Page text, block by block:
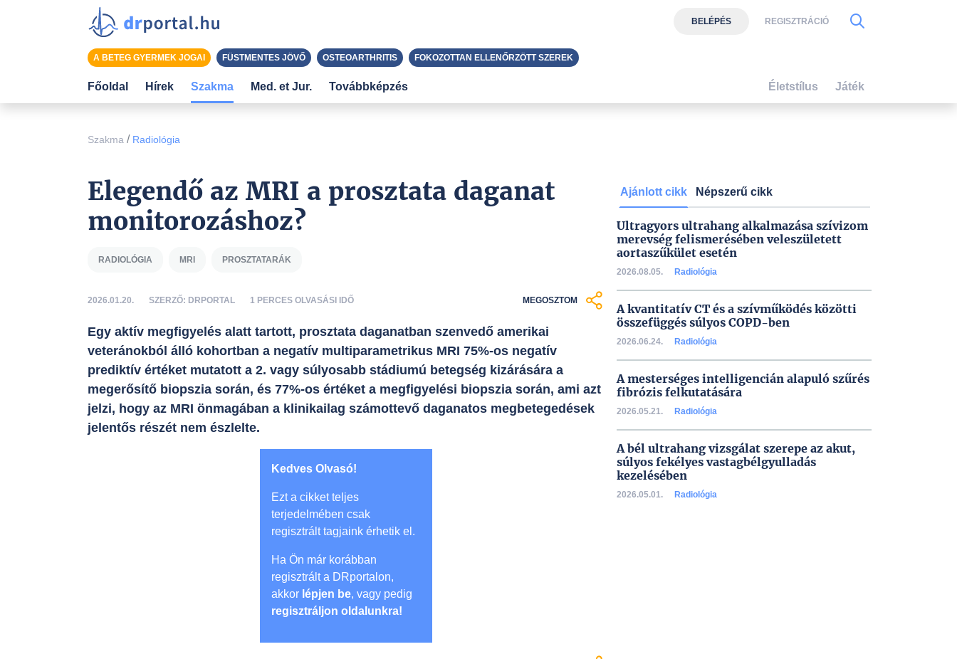
Szakma / Radiológia
Elegendő az MRI a prosztata daganat
monitorozáshoz?
RADIOLÓGIA MRI PROSZTATARÁK
2026.01.20. SZERZŐ: DRPORTAL 1 PERCES OLVASÁSI IDŐ MEGOSZTOM
Egy aktív megfigyelés alatt tartott, prosztata daganatban szenvedő amerikai
veteránokból álló kohortban a negatív multiparametrikus MRI 75%-os negatív
prediktív értéket mutatott a 2. vagy súlyosabb stádiumú betegség kizárására a
megerősítő biopszia során, és 77%-os értéket a megfigyelési biopszia során, ami azt
jelzi, hogy az MRI önmagában a klinikailag számottevő daganatos megbetegedések
jelentős részét nem észlelte.
Kedves Olvasó!
Ezt a cikket teljes
terjedelmében csak
regisztrált tagjaink érhetik el.
Ha Ön már korábban
regisztrált a DRportalon,
akkor lépjen be, vagy pedig
regisztráljon oldalunkra!
Ajánlott cikk Népszerű cikk
Ultragyors ultrahang alkalmazása szívizom
merevség felismerésében veleszületett
aortaszűkület esetén
2026.08.05. Radiológia
A kvantitatív CT és a szívműködés közötti
összefüggés súlyos COPD-ben
2026.06.24. Radiológia
A mesterséges intelligencián alapuló szűrés
fibrózis felkutatására
2026.05.21. Radiológia
A bél ultrahang vizsgálat szerepe az akut,
súlyos fekélyes vastagbélgyulladás
kezelésében
2026.05.01. Radiológia
BELÉPÉS REGISZTRÁCIÓ
A BETEG GYERMEK JOGAI FÜSTMENTES JÖVŐ OSTEOARTHRITIS FOKOZOTTAN ELLENŐRZÖTT SZEREK
Főoldal Hírek Szakma Med. et Jur. Továbbképzés Életstílus Játék